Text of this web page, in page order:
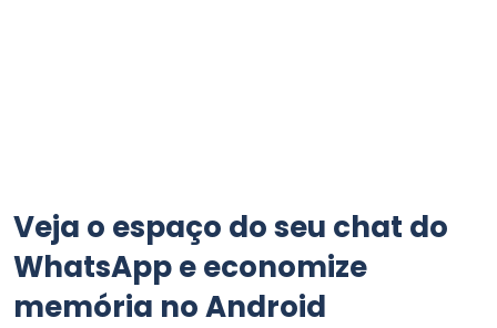
Veja o espaço do seu chat do
WhatsApp e economize
memória no Android